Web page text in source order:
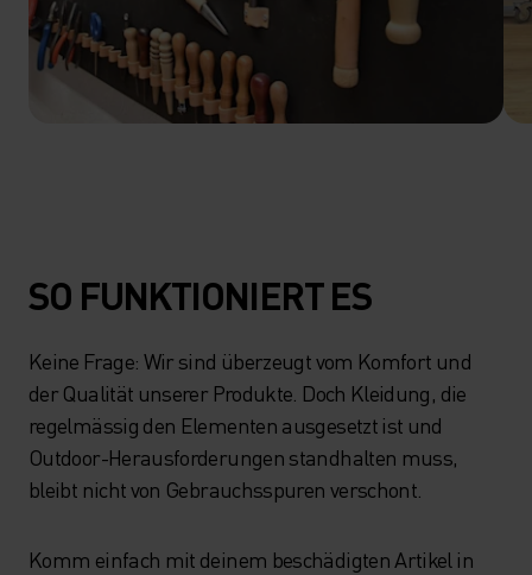
SO FUNKTIONIERT ES
Keine Frage: Wir sind überzeugt vom Komfort und
der Qualität unserer Produkte. Doch Kleidung, die
regelmässig den Elementen ausgesetzt ist und
Outdoor-Herausforderungen standhalten muss,
bleibt nicht von Gebrauchsspuren verschont.
Komm einfach mit deinem beschädigten Artikel in